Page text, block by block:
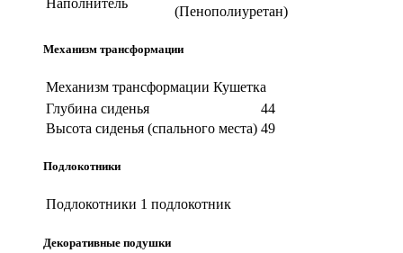
(Пенополиуретан)
Механизм трансформации
Механизм трансформации Кушетка
Глубина сиденья
44
Высота сиденья (спального места) 49
Подлокотники
Подлокотники 1 подлокотник
Декоративные подушки